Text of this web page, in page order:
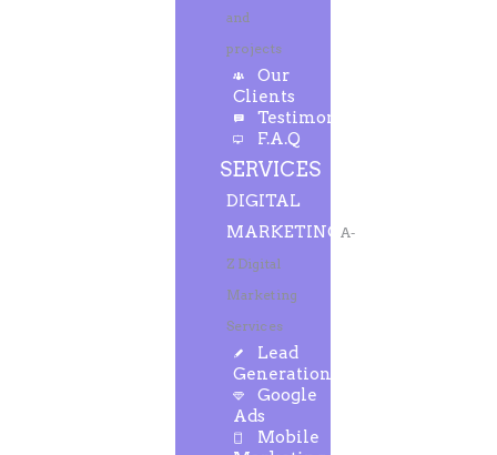
and
projects
Our
Clients
Testimonials
F.A.Q
SERVICES
DIGITAL
MARKETING A-
Z Digital
Marketing
Services
Lead
Generation
Google
Ads
Mobile